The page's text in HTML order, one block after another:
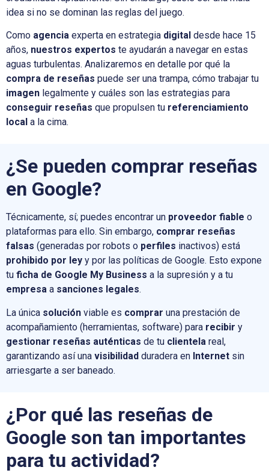
idea si no se dominan las reglas del juego.
Como agencia experta en estrategia digital desde hace 15
años, nuestros expertos te ayudarán a navegar en estas
aguas turbulentas. Analizaremos en detalle por qué la
compra de reseñas puede ser una trampa, cómo trabajar tu
imagen legalmente y cuáles son las estrategias para
conseguir reseñas que propulsen tu referenciamiento
local a la cima.
¿Se pueden comprar reseñas
en Google?
Técnicamente, sí; puedes encontrar un proveedor fiable o
plataformas para ello. Sin embargo, comprar reseñas
falsas (generadas por robots o perfiles inactivos) está
prohibido por ley y por las políticas de Google. Esto expone
tu ficha de Google My Business a la supresión y a tu
empresa a sanciones legales.
La única solución viable es comprar una prestación de
acompañamiento (herramientas, software) para recibir y
gestionar reseñas auténticas de tu clientela real,
garantizando así una visibilidad duradera en Internet sin
arriesgarte a ser baneado.
¿Por qué las reseñas de
Google son tan importantes
para tu actividad?